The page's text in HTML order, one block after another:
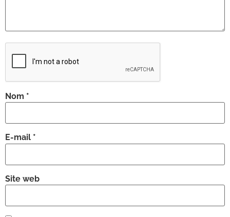
Nom *
E-mail *
Site web